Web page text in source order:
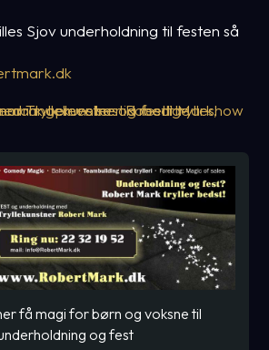
Sjov underholdning til festen så
få magi for børn og voksne til
og fest